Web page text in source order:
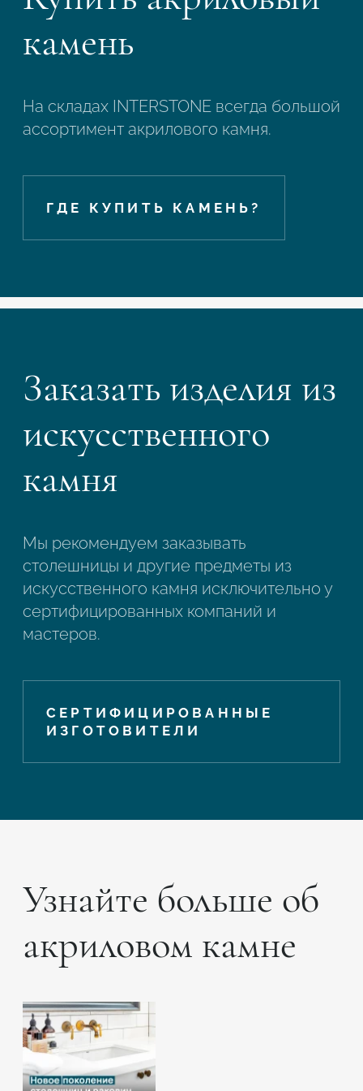
камень
На складах INTERSTONE всегда большой
ассортимент акрилового камня.
ГДЕ КУПИТЬ КАМЕНЬ?
Заказать изделия из
искусственного
камня
Мы рекомендуем заказывать
столешницы и другие предметы из
искусственного камня исключительно у
сертифицированных компаний и
мастеров.
СЕРТИФИЦИРОВАННЫЕ
ИЗГОТОВИТЕЛИ
Узнайте больше об
акриловом камне